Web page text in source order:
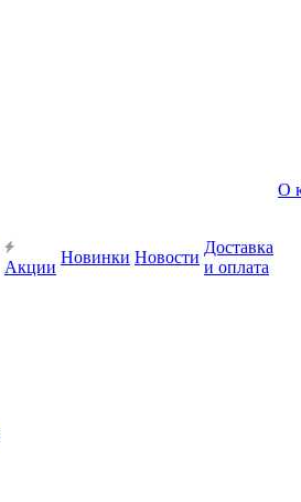
Акции
Новинки Новости
Доставка
и оплата
О